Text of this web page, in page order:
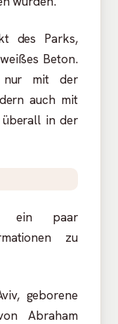
des Parks,
Beton.
nur mit der
auch mit
überall in der
ein paar
zu
geborene
Abraham